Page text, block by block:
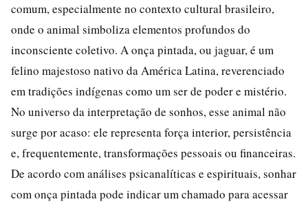
comum, especialmente no contexto cultural brasileiro,
onde o animal simboliza elementos profundos do
inconsciente coletivo. A onça pintada, ou jaguar, é um
felino majestoso nativo da América Latina, reverenciado
em tradições indígenas como um ser de poder e mistério.
No universo da interpretação de sonhos, esse animal não
surge por acaso: ele representa força interior, persistência
e, frequentemente, transformações pessoais ou financeiras.
De acordo com análises psicanalíticas e espirituais, sonhar
com onça pintada pode indicar um chamado para acessar